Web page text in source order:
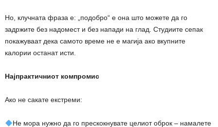
Но, клучната фраза е: „подобро“ е она што можете да го
задржите без надомест и без напади на глад. Студиите сепак
покажуваат дека самото време не е магија ако вкупните
калории останат исти.
Најпрактичниот компромис
Ако не сакате екстреми:
Не мора нужно да го прескокнувате целиот оброк – намалете